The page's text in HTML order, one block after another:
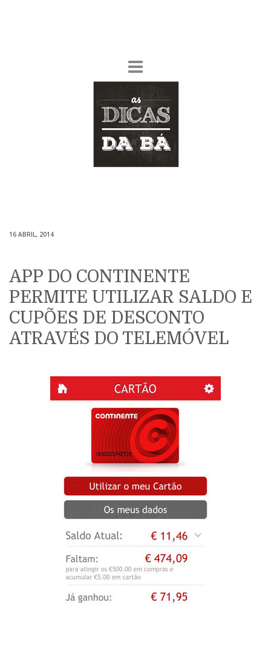
16 ABRIL, 2014
APP DO CONTINENTE
PERMITE UTILIZAR SALDO E
CUPÕES DE DESCONTO
ATRAVÉS DO TELEMÓVEL